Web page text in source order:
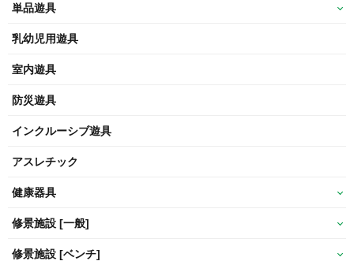
単品遊具
乳幼児用遊具
室内遊具
防災遊具
インクルーシブ遊具
アスレチック
健康器具
修景施設 [一般]
修景施設 [ベンチ]